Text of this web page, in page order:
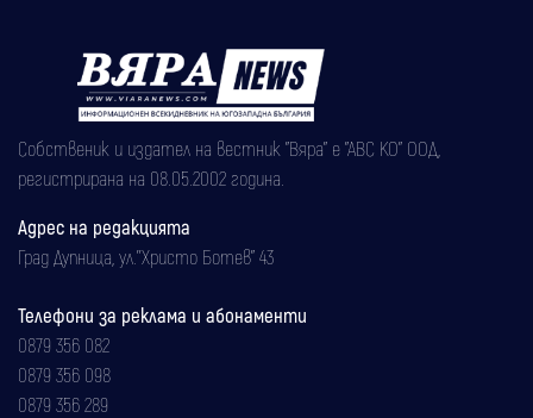
Собственик и издател на вестник "Вяра" е "АВС КО" ООД,
регистрирана на 08.05.2002 година.
Адрес на редакцията
Град Дупница, ул.''Христо Ботев" 43
Телефони за реклама и абонаменти
0879 356 082
0879 356 098
0879 356 289